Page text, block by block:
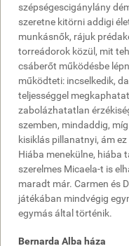
szépségescigánylány
szeretne kitörni addigi
munkásnők, rájuk
torreádorok közül, mit
csáberőt működésbe
működteti: incselkedik,
teljességgel
zabolázhatatlan
szemben, mindaddig,
kisiklás pillanatnyi, ám
Hiába menekülne, hiába
szerelmes Micaela-t is
maradt már. Carmen és
játékában mindvégig
egymás által történik.
Bernarda Alba háza